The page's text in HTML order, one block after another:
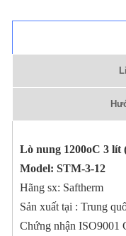
Lò nung 1200oC 3 lít
Model: STM-3-12
Hãng sx: Saftherm
Sản xuất tại : Trung
Chứng nhận ISO9001